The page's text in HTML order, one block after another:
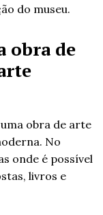
do museu.
obra de
obra de arte
No
onde é possível
livros e